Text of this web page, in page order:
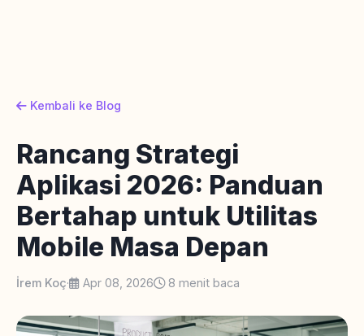
Kembali ke Blog
Rancang Strategi
Aplikasi 2026: Panduan
Bertahap untuk Utilitas
Mobile Masa Depan
İrem Koç· Apr 08, 2026 8 menit baca